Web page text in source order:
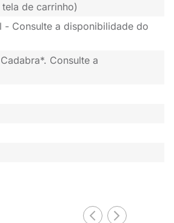
de carrinho)
- Consulte a disponibilidade do
Consulte a